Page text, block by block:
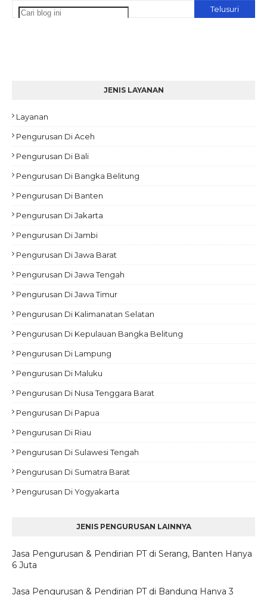
JENIS LAYANAN
Layanan
Pengurusan Di Aceh
Pengurusan Di Bali
Pengurusan Di Bangka Belitung
Pengurusan Di Banten
Pengurusan Di Jakarta
Pengurusan Di Jambi
Pengurusan Di Jawa Barat
Pengurusan Di Jawa Tengah
Pengurusan Di Jawa Timur
Pengurusan Di Kalimanatan Selatan
Pengurusan Di Kepulauan Bangka Belitung
Pengurusan Di Lampung
Pengurusan Di Maluku
Pengurusan Di Nusa Tenggara Barat
Pengurusan Di Papua
Pengurusan Di Riau
Pengurusan Di Sulawesi Tengah
Pengurusan Di Sumatra Barat
Pengurusan Di Yogyakarta
JENIS PENGURUSAN LAINNYA
Jasa Pengurusan & Pendirian PT di Serang, Banten Hanya
6 Juta
Jasa Pengurusan & Pendirian PT di Bandung Hanya 3